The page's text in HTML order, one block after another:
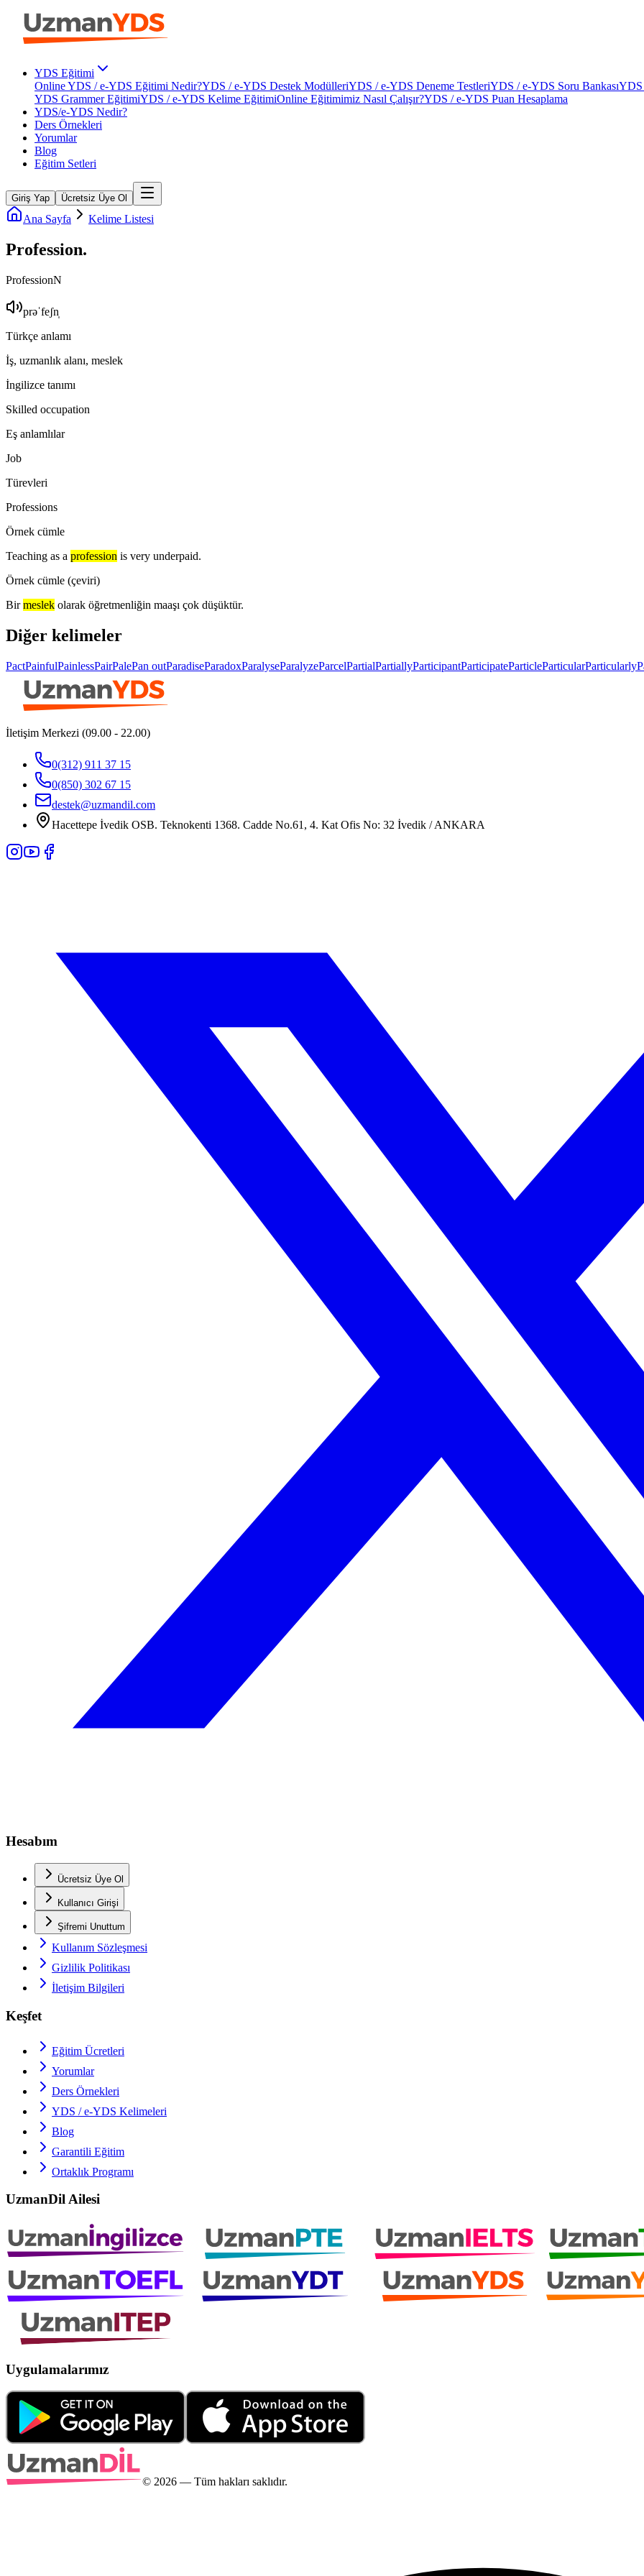
YDS Eğitimi
Online YDS / e-YDS Eğitimi Nedir?YDS / e-YDS Destek ModülleriYDS / e-YDS Deneme TestleriYDS / e-YDS Soru BankasıYDS
YDS Grammer EğitimiYDS / e-YDS Kelime EğitimiOnline Eğitimimiz Nasıl Çalışır?YDS / e-YDS Puan Hesaplama
YDS/e-YDS Nedir?
Ders Örnekleri
Yorumlar
Blog
Eğitim Setleri
Giriş Yap Ücretsiz Üye Ol
Ana Sayfa Kelime Listesi
Profession.
ProfessionN
prəˈfeʃn̩
Türkçe anlamı
İş, uzmanlık alanı, meslek
İngilizce tanımı
Skilled occupation
Eş anlamlılar
Job
Türevleri
Professions
Örnek cümle
Teaching as a profession is very underpaid.
Örnek cümle (çeviri)
Bir meslek olarak öğretmenliğin maaşı çok düşüktür.
Diğer kelimeler
PactPainfulPainlessPairPalePan outParadiseParadoxParalyseParalyzeParcelPartialPartiallyParticipantParticipateParticleParticularParticularly
İletişim Merkezi (09.00 - 22.00)
0(312) 911 37 15
0(850) 302 67 15
destek@uzmandil.com
Hacettepe İvedik OSB. Teknokenti 1368. Cadde No.61, 4. Kat Ofis No: 32 İvedik / ANKARA
Hesabım
Ücretsiz Üye Ol
Kullanıcı Girişi
Şifremi Unuttum
Kullanım Sözleşmesi
Gizlilik Politikası
İletişim Bilgileri
Keşfet
Eğitim Ücretleri
Yorumlar
Ders Örnekleri
YDS / e-YDS Kelimeleri
Blog
Garantili Eğitim
Ortaklık Programı
UzmanDil Ailesi
Uygulamalarımız
© 2026 — Tüm hakları saklıdır.